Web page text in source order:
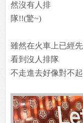
然沒有人排
隊!!(驚~)
雖然在火車上已經
看到沒人排隊
不走進去好像對不